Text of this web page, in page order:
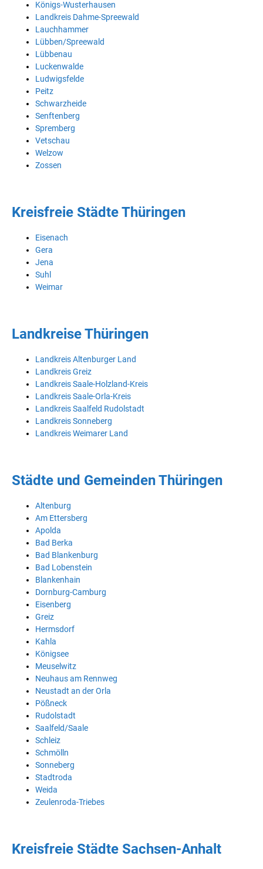
Königs-Wusterhausen
Landkreis Dahme-Spreewald
Lauchhammer
Lübben/Spreewald
Lübbenau
Luckenwalde
Ludwigsfelde
Peitz
Schwarzheide
Senftenberg
Spremberg
Vetschau
Welzow
Zossen
Kreisfreie Städte Thüringen
Eisenach
Gera
Jena
Suhl
Weimar
Landkreise Thüringen
Landkreis Altenburger Land
Landkreis Greiz
Landkreis Saale-Holzland-Kreis
Landkreis Saale-Orla-Kreis
Landkreis Saalfeld Rudolstadt
Landkreis Sonneberg
Landkreis Weimarer Land
Städte und Gemeinden Thüringen
Altenburg
Am Ettersberg
Apolda
Bad Berka
Bad Blankenburg
Bad Lobenstein
Blankenhain
Dornburg-Camburg
Eisenberg
Greiz
Hermsdorf
Kahla
Königsee
Meuselwitz
Neuhaus am Rennweg
Neustadt an der Orla
Pößneck
Rudolstadt
Saalfeld/Saale
Schleiz
Schmölln
Sonneberg
Stadtroda
Weida
Zeulenroda-Triebes
Kreisfreie Städte Sachsen-Anhalt